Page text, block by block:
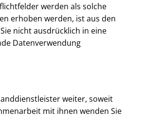
werden als solche
erhoben werden, ist aus den
nicht ausdrücklich in eine
Datenverwendung
weiter, soweit
mit ihnen wenden Sie